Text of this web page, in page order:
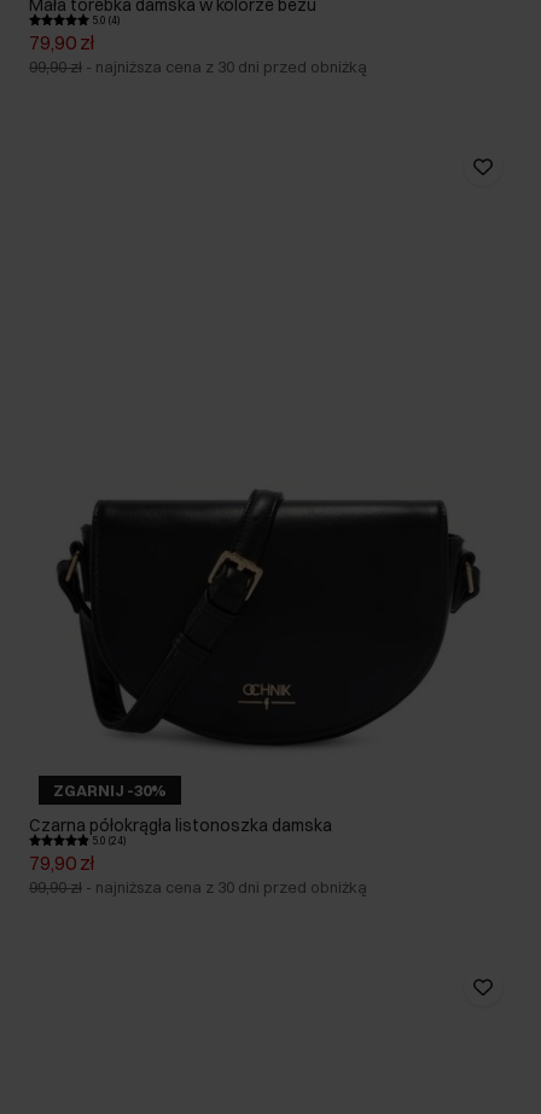
Mała torebka damska w kolorze beżu
5.0 (4)
79,90 zł
99,90 zł - najniższa cena z 30 dni przed obniżką
ZGARNIJ -30%
Czarna półokrągła listonoszka damska
5.0 (24)
79,90 zł
99,90 zł - najniższa cena z 30 dni przed obniżką